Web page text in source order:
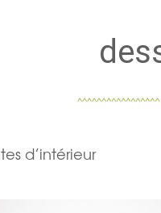
d’intérieur